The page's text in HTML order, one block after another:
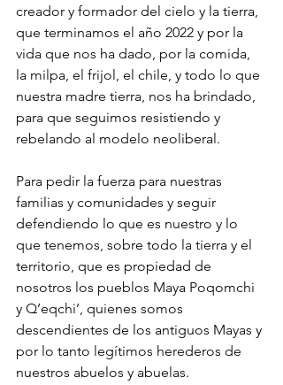
creador y formador del cielo y la tierra,
que terminamos el año 2022 y por la
vida que nos ha dado, por la comida,
la milpa, el frijol, el chile, y todo lo que
nuestra madre tierra, nos ha brindado,
para que seguimos resistiendo y
rebelando al modelo neoliberal.
Para pedir la fuerza para nuestras
familias y comunidades y seguir
defendiendo lo que es nuestro y lo
que tenemos, sobre todo la tierra y el
territorio, que es propiedad de
nosotros los pueblos Maya Poqomchi
y Q’eqchi’, quienes somos
descendientes de los antiguos Mayas y
por lo tanto legítimos herederos de
nuestros abuelos y abuelas.